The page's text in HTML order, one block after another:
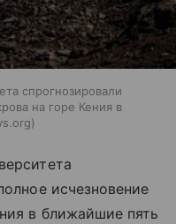
спрогнозировали
на горе Кения в
исчезновение
в ближайшие пять